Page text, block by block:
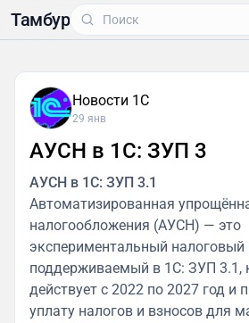
Тамбур
Новости 1С
29 янв
АУСН в 1С: ЗУП 3
АУСН в 1С: ЗУП 3.1
Автоматизированная
налогообложения (АУСН) — это
экспериментальный
поддерживаемый в 1С: ЗУП 3.1,
действует с 2022 по 2027 год и
уплату налогов и взносов для